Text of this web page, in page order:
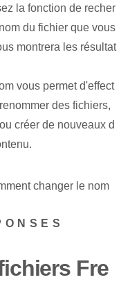
la fonction de recher
du fichier que vous
montrera les résultat
vous permet d'effect
des fichiers,
créer de nouveaux d
changer le nom
Fre